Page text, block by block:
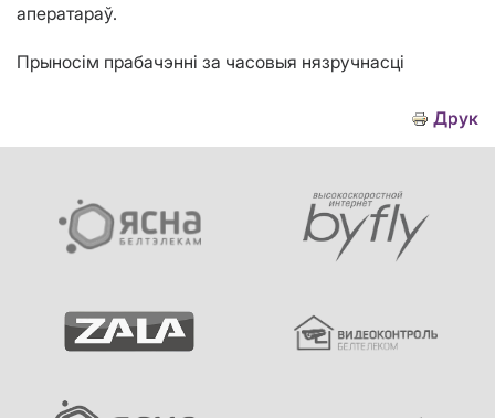
аператараў.
Прыносім прабачэнні за часовыя нязручнасці
Друк